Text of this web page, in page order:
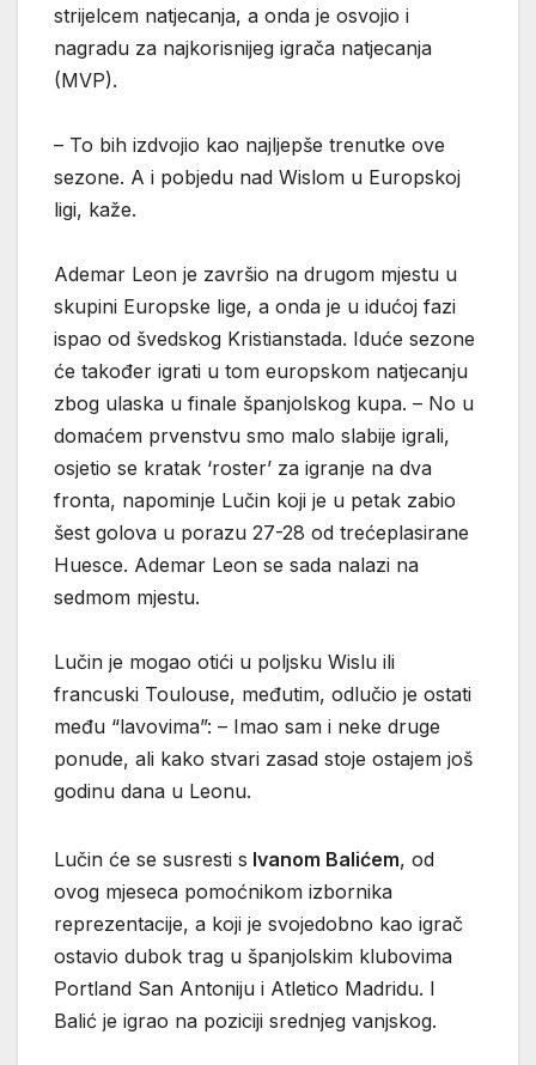
strijelcem natjecanja, a onda je osvojio i
nagradu za najkorisnijeg igrača natjecanja
(MVP).
– To bih izdvojio kao najljepše trenutke ove
sezone. A i pobjedu nad Wislom u Europskoj
ligi, kaže.
Ademar Leon je završio na drugom mjestu u
skupini Europske lige, a onda je u idućoj fazi
ispao od švedskog Kristianstada. Iduće sezone
će također igrati u tom europskom natjecanju
zbog ulaska u finale španjolskog kupa. – No u
domaćem prvenstvu smo malo slabije igrali,
osjetio se kratak ‘roster’ za igranje na dva
fronta, napominje Lučin koji je u petak zabio
šest golova u porazu 27-28 od trećeplasirane
Huesce. Ademar Leon se sada nalazi na
sedmom mjestu.
Lučin je mogao otići u poljsku Wislu ili
francuski Toulouse, međutim, odlučio je ostati
među “lavovima”: – Imao sam i neke druge
ponude, ali kako stvari zasad stoje ostajem još
godinu dana u Leonu.
Lučin će se susresti s Ivanom Balićem, od
ovog mjeseca pomoćnikom izbornika
reprezentacije, a koji je svojedobno kao igrač
ostavio dubok trag u španjolskim klubovima
Portland San Antoniju i Atletico Madridu. I
Balić je igrao na poziciji srednjeg vanjskog.